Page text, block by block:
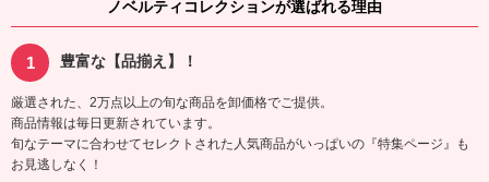
ノベルティコレクションが選ばれる理由
豊富な【品揃え】！
厳選された、2万点以上の旬な商品を卸価格でご提供。
商品情報は毎日更新されています。
旬なテーマに合わせてセレクトされた人気商品がいっぱいの『特集ページ』も
お見逃しなく！